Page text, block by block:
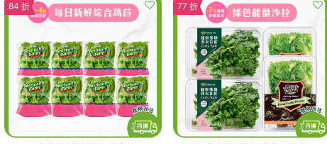
84 折 77 折